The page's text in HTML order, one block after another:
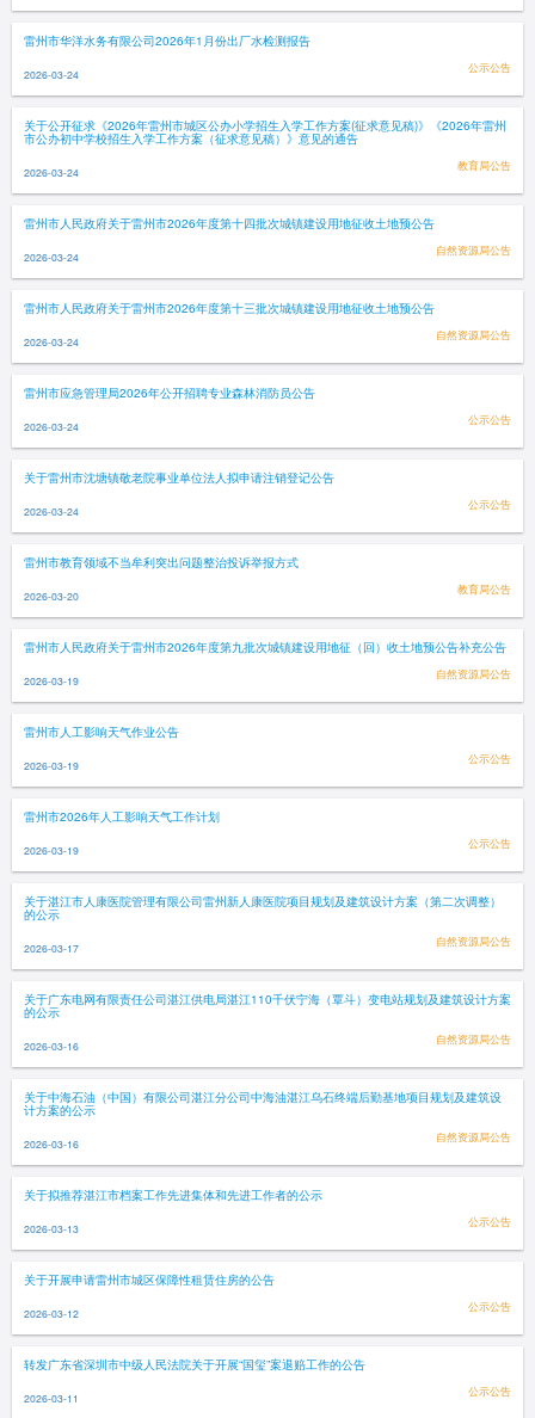
雷州市华洋水务有限公司2026年1月份出厂水检测报告
2026-03-24 公示公告
关于公开征求《2026年雷州市城区公办小学招生入学工作方案(征求意见稿)》《2026年雷州
市公办初中学校招生入学工作方案（征求意见稿）》意见的通告
2026-03-24 教育局公告
雷州市人民政府关于雷州市2026年度第十四批次城镇建设用地征收土地预公告
2026-03-24 自然资源局公告
雷州市人民政府关于雷州市2026年度第十三批次城镇建设用地征收土地预公告
2026-03-24 自然资源局公告
雷州市应急管理局2026年公开招聘专业森林消防员公告
2026-03-24 公示公告
关于雷州市沈塘镇敬老院事业单位法人拟申请注销登记公告
2026-03-24 公示公告
雷州市教育领域不当牟利突出问题整治投诉举报方式
2026-03-20 教育局公告
雷州市人民政府关于雷州市2026年度第九批次城镇建设用地征（回）收土地预公告补充公告
2026-03-19 自然资源局公告
雷州市人工影响天气作业公告
2026-03-19 公示公告
雷州市2026年人工影响天气工作计划
2026-03-19 公示公告
关于湛江市人康医院管理有限公司雷州新人康医院项目规划及建筑设计方案（第二次调整）
的公示
2026-03-17 自然资源局公告
关于广东电网有限责任公司湛江供电局湛江110千伏宁海（覃斗）变电站规划及建筑设计方案
的公示
2026-03-16 自然资源局公告
关于中海石油（中国）有限公司湛江分公司中海油湛江乌石终端后勤基地项目规划及建筑设
计方案的公示
2026-03-16 自然资源局公告
关于拟推荐湛江市档案工作先进集体和先进工作者的公示
2026-03-13 公示公告
关于开展申请雷州市城区保障性租赁住房的公告
2026-03-12 公示公告
转发广东省深圳市中级人民法院关于开展“国玺”案退赔工作的公告
2026-03-11 公示公告